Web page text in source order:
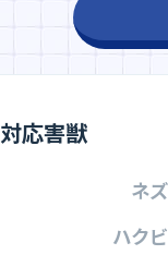
対応害獣
ネ
ハク